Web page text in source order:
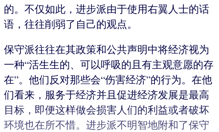
的。不仅如此，进步派由于使用右翼人士的话
语，往往削弱了自己的观点。
保守派往往在其政策和公共声明中将经济视为
一种“活生生的、可以呼吸的且有主观意愿的存
在”。他们反对那些会“伤害经济”的行为。在他
们看来，服务于经济并且促进经济发展是最高
目标，即便这样做会损害人们的利益或者破坏
环境也在所不惜。进步派不明智地附和了保守